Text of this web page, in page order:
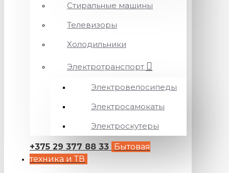
Стиральные машины
Телевизоры
Холодильники
Электротранспорт
Электровелосипеды
Электросамокаты
Электроскутеры
+375 29 377 88 33 Бытовая
техника и ТВ